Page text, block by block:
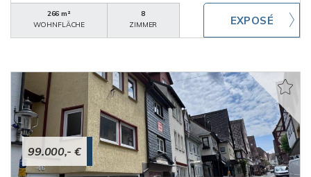
266 m²
WOHNFLÄCHE
8
ZIMMER
99.000,- €